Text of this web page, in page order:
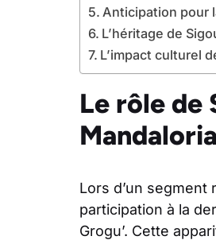
Anticipation pour
L’héritage de
L’impact culturel
Le rôle de
Lors d’un segment
participation à la
Grogu’. Cette